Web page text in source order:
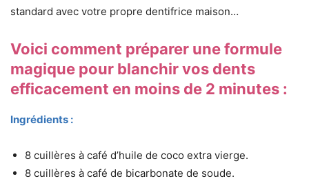
standard avec votre propre dentifrice maison…
Voici comment préparer une formule
magique pour blanchir vos dents
efficacement en moins de 2 minutes :
Ingrédients :
8 cuillères à café d’huile de coco extra vierge.
8 cuillères à café de bicarbonate de soude.